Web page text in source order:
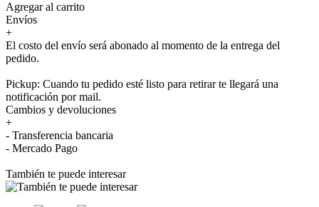
Agregar al carrito
Envíos
+
El costo del envío será abonado al momento de la entrega del
pedido.
Pickup: Cuando tu pedido esté listo para retirar te llegará una
notificación por mail.
Cambios y devoluciones
+
- Transferencia bancaria
- Mercado Pago
También te puede interesar